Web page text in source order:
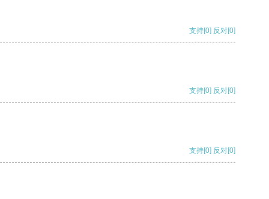
支持[0] 反对[0]
支持[0] 反对[0]
支持[0] 反对[0]